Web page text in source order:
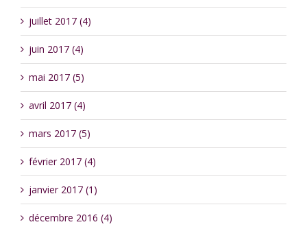
juillet 2017 (4)
juin 2017 (4)
mai 2017 (5)
avril 2017 (4)
mars 2017 (5)
février 2017 (4)
janvier 2017 (1)
décembre 2016 (4)